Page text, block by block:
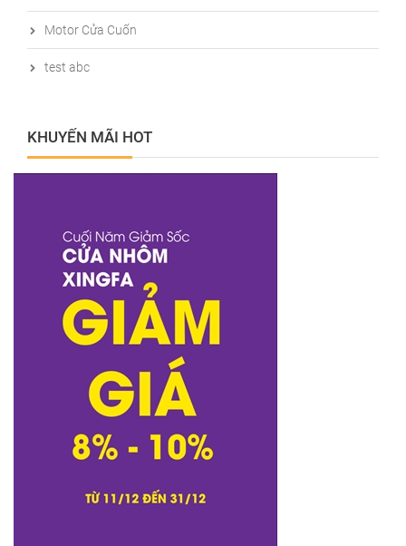
Motor Cửa Cuốn
test abc
KHUYẾN MÃI HOT